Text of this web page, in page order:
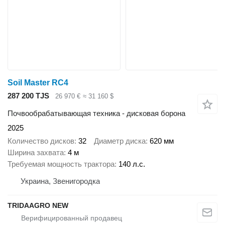
Soil Master RC4
287 200 TJS
26 970 € ≈ 31 160 $
Почвообрабатывающая техника - дисковая борона
2025
Количество дисков 32 Диаметр диска 620 мм
Ширина захвата 4 м
Требуемая мощность трактора 140 л.с.
Украина, Звенигородка
TRIDAAGRO NEW